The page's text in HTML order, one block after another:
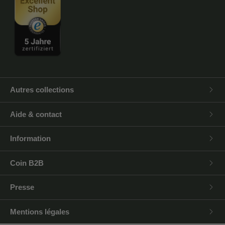
Autres collections
Aide & contact
Information
Coin B2B
Presse
Mentions légales